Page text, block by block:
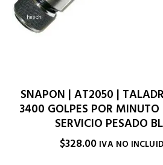
SNAPON | AT2050 |
3400 GOLPES POR
SERVICIO PESADO
$328.00 IVA NO